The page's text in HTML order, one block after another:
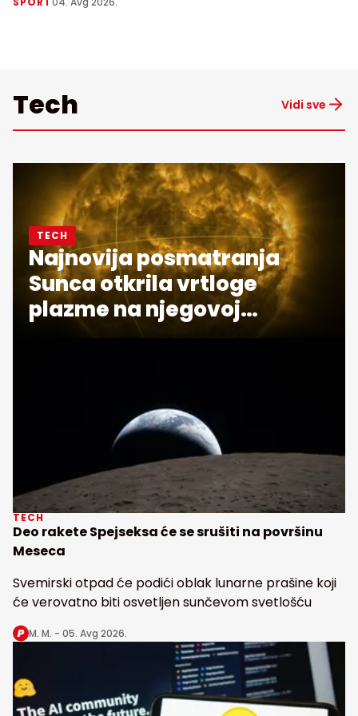
Tech Vidi sve
TECH
Najnovija posmatranja
Sunca otkrila vrtloge
plazme na njegovoj
površini
TECH
Deo rakete Spejseksa će se srušiti na površinu
Meseca
Svemirski otpad će podići oblak lunarne prašine koji
će verovatno biti osvetljen sunčevom svetlošću
M. M. - 05. Avg 2026.